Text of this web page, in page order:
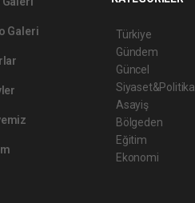
Galeri
Türkiye
Gündem
Güncel
Siyaset&Politika
Asayiş
Bölgeden
Eğitim
Ekonomi